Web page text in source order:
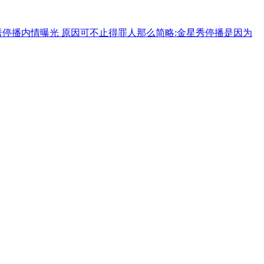
停播内情曝光 原因可不止得罪人那么简略:金星秀停播是因为